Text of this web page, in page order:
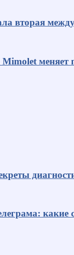
вторая
какие